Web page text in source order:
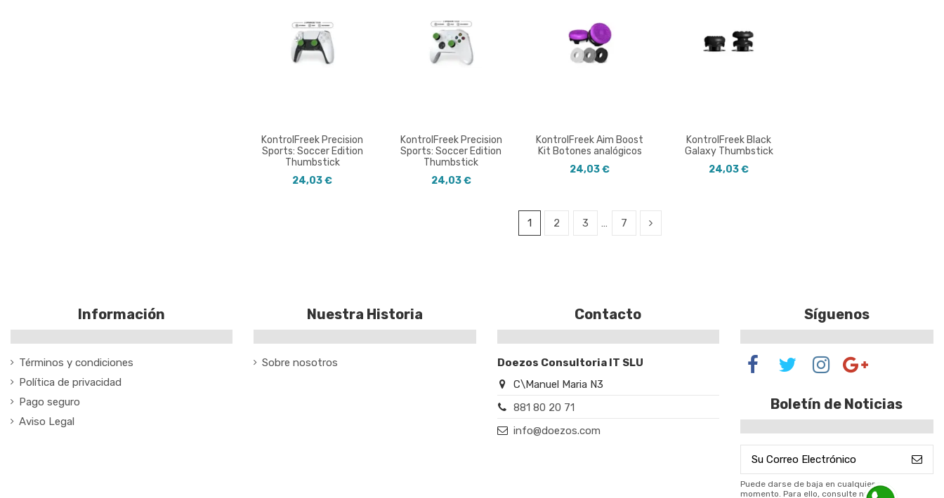
KontrolFreek Precision
Sports: Soccer Edition
Thumbstick
24,03 €
KontrolFreek Precision
Sports: Soccer Edition
Thumbstick
24,03 €
KontrolFreek Aim Boost
Kit Botones analógicos
24,03 €
KontrolFreek Black
Galaxy Thumbstick
24,03 €
1 2 3 … 7
Información
Términos y condiciones
Política de privacidad
Pago seguro
Aviso Legal
Nuestra Historia
Sobre nosotros
Contacto
Doezos Consultoria IT SLU
C\Manuel Maria N3
881 80 20 71
info@doezos.com
Síguenos
Boletín de Noticias
Puede darse de baja en cualquier
momento. Para ello, consulte nuestra